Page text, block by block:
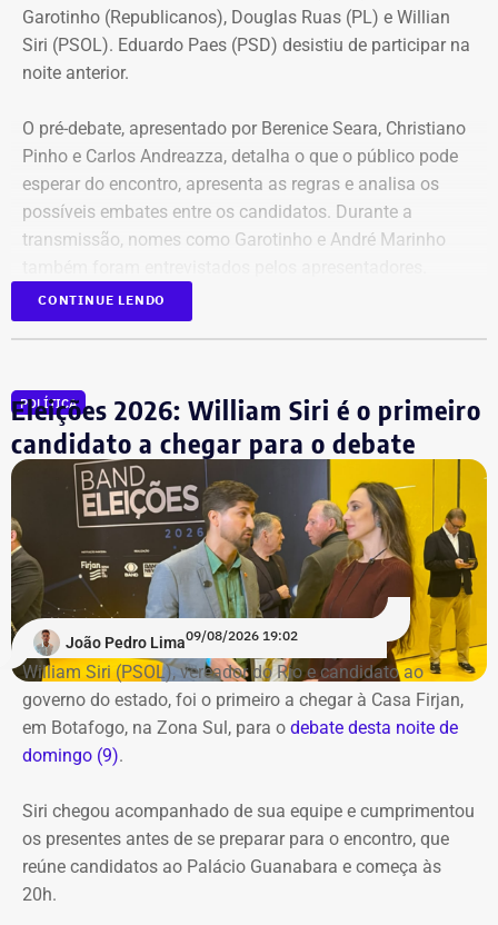
Garotinho (Republicanos), Douglas Ruas (PL) e Willian
Siri (PSOL). Eduardo Paes (PSD) desistiu de participar na
noite anterior.
O pré-debate, apresentado por Berenice Seara, Christiano
Pinho e Carlos Andreazza, detalha o que o público pode
esperar do encontro, apresenta as regras e analisa os
possíveis embates entre os candidatos. Durante a
transmissão, nomes como Garotinho e André Marinho
Acompanhe a cobertura especial pelo YouTube e
CONTINUE LENDO
POLÍTICA
Eleições 2026: William Siri é o primeiro
candidato a chegar para o debate
João Pedro Lima09/08/2026 19:02
William Siri (PSOL), vereador do Rio e candidato ao
governo do estado, foi o primeiro a chegar à Casa Firjan,
em Botafogo, na Zona Sul, para o debate desta noite de
domingo (9).
Siri chegou acompanhado de sua equipe e cumprimentou
os presentes antes de se preparar para o encontro, que
reúne candidatos ao Palácio Guanabara e começa às
20h.